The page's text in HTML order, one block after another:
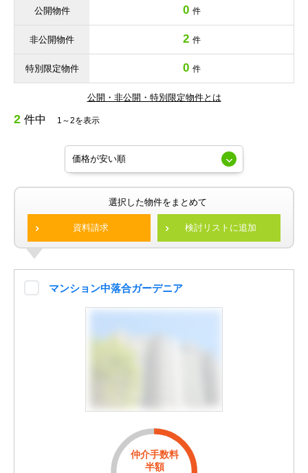
公開物件 0 件
非公開物件 2 件
特別限定物件 0 件
公開・非公開・特別限定物件とは
2 件中 1～2を表示
選択した物件をまとめて
資料請求 検討リストに追加
マンション中落合ガーデニア
仲介手数料
半額